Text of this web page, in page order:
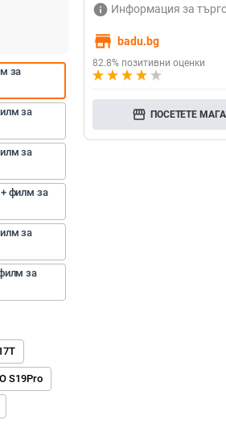
за
за
за
+ филм за
за
за
S19Pro
info Информация за
store badu.bg
82.8% позитивни оценки
storefront ПОСЕТЕТЕ